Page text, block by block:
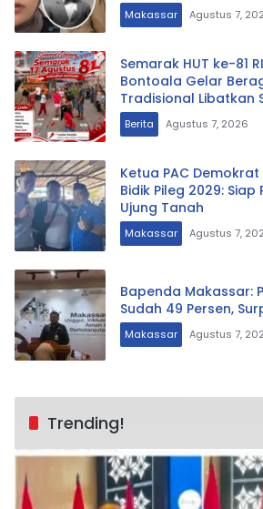
Makassar Agustus 7,
Semarak HUT ke-81
Bontoala Gelar
Tradisional Libatkan
Berita Agustus 7, 2026
Ketua PAC
Bidik Pileg 2029:
Ujung Tanah
Makassar Agustus 7,
Bapenda Makassar:
Sudah 49 Persen,
Makassar Agustus 7,
Trending!